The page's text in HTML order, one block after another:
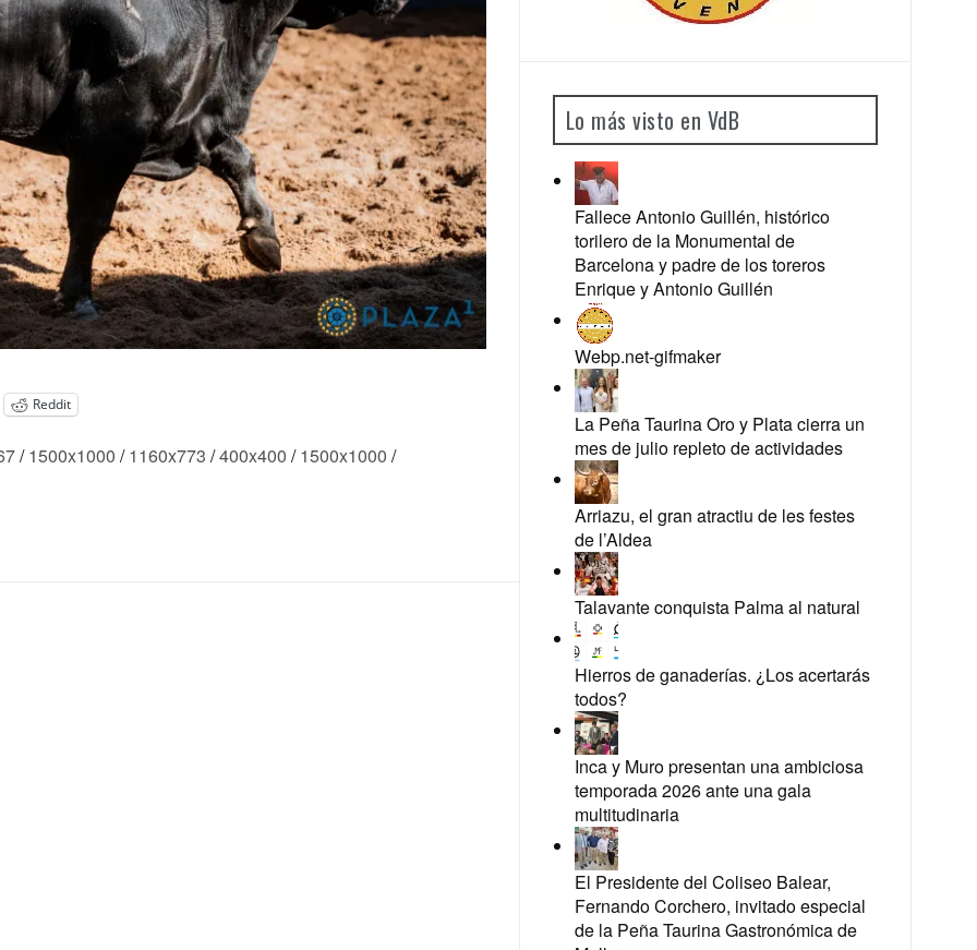
Reddit
/1500x1000 /1160x773 /400x400 /1500x1000 /
Lo más visto en VdB
Fallece Antonio Guillén, histórico
torilero de la Monumental de
Barcelona y padre de los toreros
Enrique y Antonio Guillén
Webp.net-gifmaker
La Peña Taurina Oro y Plata cierra un
mes de julio repleto de actividades
Arriazu, el gran atractiu de les festes
de l’Aldea
Talavante conquista Palma al natural
Hierros de ganaderías. ¿Los acertarás
todos?
Inca y Muro presentan una ambiciosa
temporada 2026 ante una gala
multitudinaria
El Presidente del Coliseo Balear,
Fernando Corchero, invitado especial
de la Peña Taurina Gastronómica de